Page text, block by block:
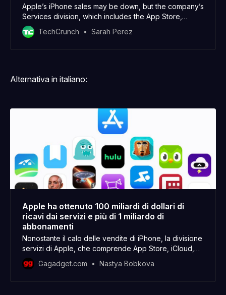
Apple’s iPhone sales may be down, but the company’s
Services division, which includes the App Store,
iCloud, Music, TV+, and other subscriptions, is still
TechCrunch Sarah Perez
Alternativa in italiano:
Apple ha ottenuto 100 miliardi di dollari di
ricavi dai servizi e più di 1 miliardo di
abbonamenti
Nonostante il calo delle vendite di iPhone, la divisione
servizi di Apple, che comprende App Store, iCloud,
Musica, TV+ e altri abbonamenti, continua a crescere.
Gagadget.com Nastya Bobkova